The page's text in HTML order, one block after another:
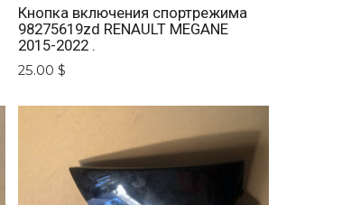
Кнопка включения спортрежима
98275619zd RENAULT MEGANE
2015-2022 .
25.00 $